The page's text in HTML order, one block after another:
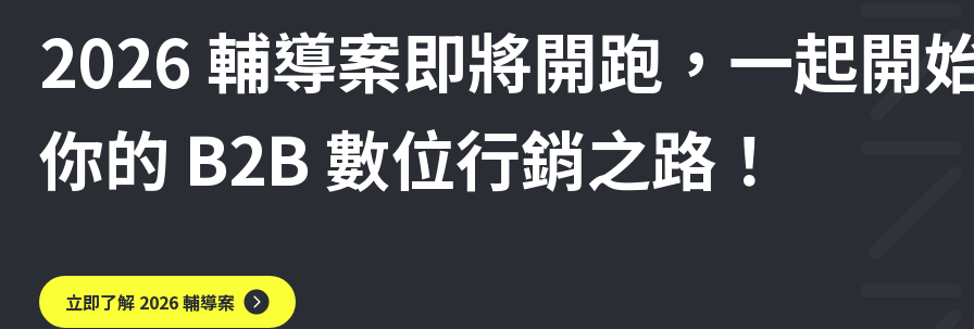
2026 輔導案即將開跑，一起開
你的 B2B 數位行銷之路！
立即了解 2026 輔導案